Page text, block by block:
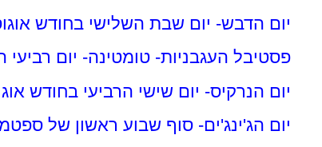
יום הדבש- יום שבת השלישי בחודש
פסטיבל העגבניות- טומטינה- יום רביעי
יום הנרקיס- יום שישי הרביעי בחודש
יום הג'ינג'ים- סוף שבוע ראשון של